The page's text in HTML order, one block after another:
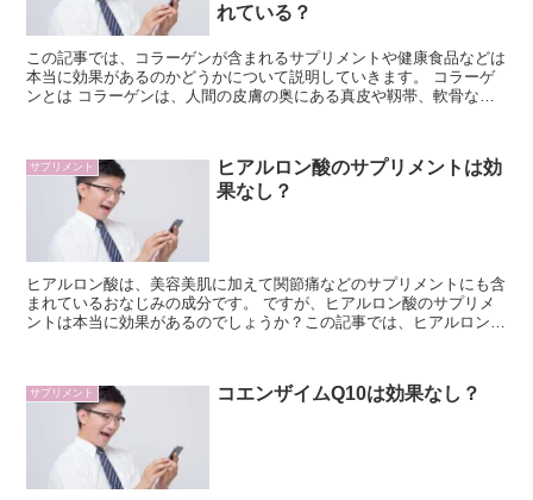
れている？
この記事では、コラーゲンが含まれるサプリメントや健康食品などは
本当に効果があるのかどうかについて説明していきます。 コラーゲ
ンとは コラーゲンは、人間の皮膚の奥にある真皮や靱帯、軟骨など
サプリメント
ヒアルロン酸のサプリメントは効
果なし？
ヒアルロン酸は、美容美肌に加えて関節痛などのサプリメントにも含
まれているおなじみの成分です。 ですが、ヒアルロン酸のサプリメ
ントは本当に効果があるのでしょうか？この記事では、ヒアルロン酸
サプリメント コエンザイムQ10は効果なし？